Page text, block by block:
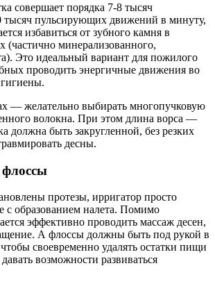
совершает порядка 7-8 тысяч
тысяч пульсирующих движений в минуту,
избавиться от зубного камня в
(частично минерализованного,
Это идеальный вариант для пожилого
проводить энергичные движения во
— желательно выбирать многопучковую
волокна. При этом длина ворса —
должна быть закругленной, без резких
десны.
протезы, ирригатор просто
с образованием налета. Помимо
эффективно проводить массаж десен,
А флоссы должны быть под рукой в
своевременно удалять остатки пищи
возможности развиваться